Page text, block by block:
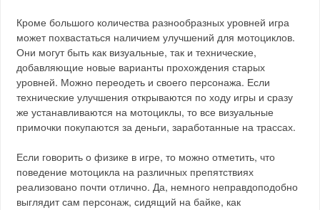
Кроме большого количества разнообразных уровней игра
может похвастаться наличием улучшений для мотоциклов.
Они могут быть как визуальные, так и технические,
добавляющие новые варианты прохождения старых
уровней. Можно переодеть и своего персонажа. Если
технические улучшения открываются по ходу игры и сразу
же устанавливаются на мотоциклы, то все визуальные
примочки покупаются за деньги, заработанные на трассах.
Если говорить о физике в игре, то можно отметить, что
поведение мотоцикла на различных препятствиях
реализовано почти отлично. Да, немного неправдоподобно
выглядит сам персонаж, сидящий на байке, как